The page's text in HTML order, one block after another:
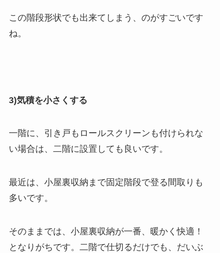
この階段形状でも出来てしまう、のがすごいです
ね。
3)気積を小さくする
一階に、引き戸もロールスクリーンも付けられな
い場合は、二階に設置しても良いです。
最近は、小屋裏収納まで固定階段で登る間取りも
多いです。
そのままでは、小屋裏収納が一番、暖かく快適！
となりがちです。二階で仕切るだけでも、だいぶ